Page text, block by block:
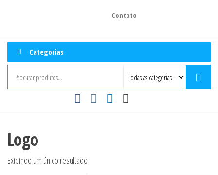
Contato
Categorias
Logo
Exibindo um único resultado